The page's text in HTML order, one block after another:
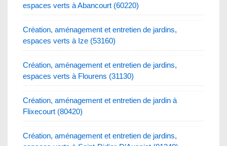
espaces verts à Abancourt (60220)
Création, aménagement et entretien de jardins,
espaces verts à Ize (53160)
Création, aménagement et entretien de jardins,
espaces verts à Flourens (31130)
Création, aménagement et entretien de jardin à
Flixecourt (80420)
Création, aménagement et entretien de jardins,